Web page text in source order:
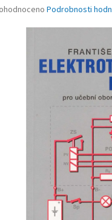
Podrobnosti